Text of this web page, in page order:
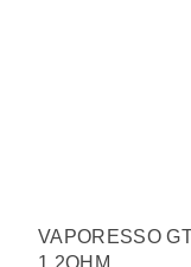
VAPORESSO
1,2OHM